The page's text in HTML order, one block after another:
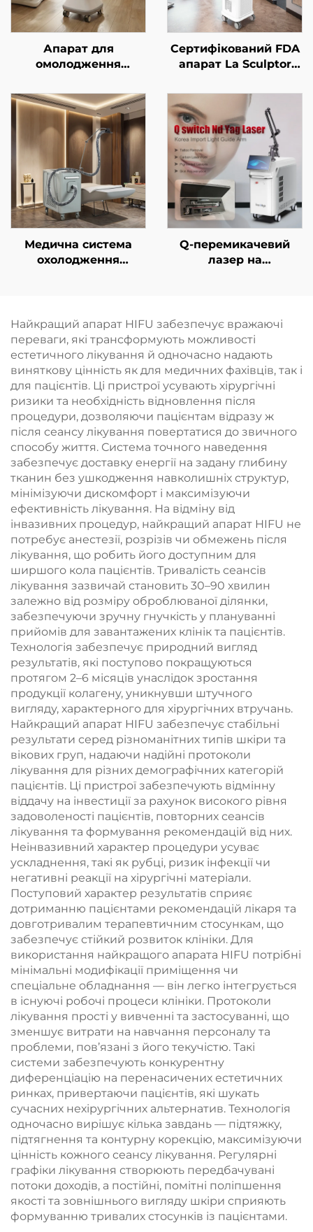
Апарат для
омолодження
мікроголковим RF-
впливом подвійної
частоти 1/2 МГц
Сертифікований FDA
апарат La Sculptor
жирової тканини та
целюліту за
допомогою діодного
лазера 1060 нм,
призначений для
контурної корекції та
схуднення
Медична система
охолодження
та епідермального
захисту, безперервне
безконтактне
використання в
клініці
Q-перемикачевий
лазер на
Найкращий апарат HIFU забезпечує вражаючі
переваги, які трансформують можливості
естетичного лікування й одночасно надають
виняткову цінність як для медичних фахівців, так і
для пацієнтів. Ці пристрої усувають хірургічні
ризики та необхідність відновлення після
процедури, дозволяючи пацієнтам відразу ж
після сеансу лікування повертатися до звичного
способу життя. Система точного наведення
забезпечує доставку енергії на задану глибину
тканин без ушкодження навколишніх структур,
мінімізуючи дискомфорт і максимізуючи
ефективність лікування. На відміну від
інвазивних процедур, найкращий апарат HIFU не
потребує анестезії, розрізів чи обмежень після
лікування, що робить його доступним для
ширшого кола пацієнтів. Тривалість сеансів
лікування зазвичай становить 30–90 хвилин
залежно від розміру оброблюваної ділянки,
забезпечуючи зручну гнучкість у плануванні
прийомів для завантажених клінік та пацієнтів.
Технологія забезпечує природний вигляд
результатів, які поступово покращуються
протягом 2–6 місяців унаслідок зростання
продукції колагену, уникнувши штучного
вигляду, характерного для хірургічних втручань.
Найкращий апарат HIFU забезпечує стабільні
результати серед різноманітних типів шкіри та
вікових груп, надаючи надійні протоколи
лікування для різних демографічних категорій
пацієнтів. Ці пристрої забезпечують відмінну
віддачу на інвестиції за рахунок високого рівня
задоволеності пацієнтів, повторних сеансів
лікування та формування рекомендацій від них.
Неінвазивний характер процедури усуває
ускладнення, такі як рубці, ризик інфекції чи
негативні реакції на хірургічні матеріали.
Поступовий характер результатів сприяє
дотриманню пацієнтами рекомендацій лікаря та
довготривалим терапевтичним стосункам, що
забезпечує стійкий розвиток клініки. Для
використання найкращого апарата HIFU потрібні
мінімальні модифікації приміщення чи
спеціальне обладнання — він легко інтегрується
в існуючі робочі процеси клініки. Протоколи
лікування прості у вивченні та застосуванні, що
зменшує витрати на навчання персоналу та
проблеми, пов’язані з його текучістю. Такі
системи забезпечують конкурентну
диференціацію на перенасичених естетичних
ринках, привертаючи пацієнтів, які шукать
сучасних нехірургічних альтернатив. Технологія
одночасно вирішує кілька завдань — підтяжку,
підтягнення та контурну корекцію, максимізуючи
цінність кожного сеансу лікування. Регулярні
графіки лікування створюють передбачувані
потоки доходів, а постійні, помітні поліпшення
якості та зовнішнього вигляду шкіри сприяють
формуванню тривалих стосунків із пацієнтами.